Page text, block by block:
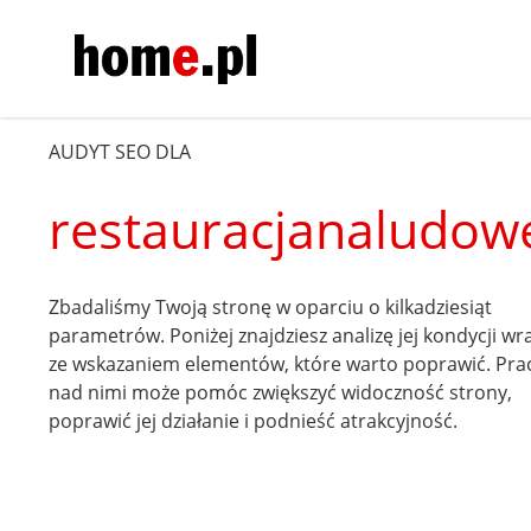
AUDYT SEO DLA
Zbadaliśmy Twoją stronę w oparciu o kilkadziesiąt
parametrów. Poniżej znajdziesz analizę jej kondycji
ze wskazaniem elementów, które warto poprawić.
nad nimi może pomóc zwiększyć widoczność strony,
poprawić jej działanie i podnieść atrakcyjność.